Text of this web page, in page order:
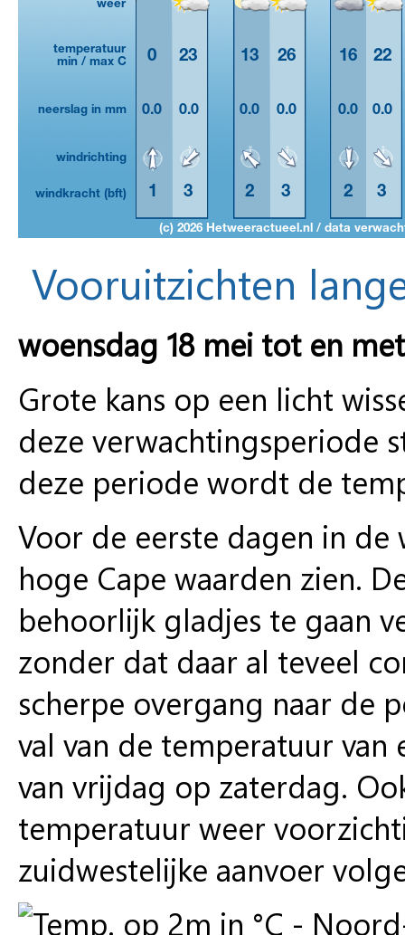
Vooruitzichten
woensdag 18 mei tot en
Grote kans op een licht
deze verwachtingsperiode
deze periode wordt de
Voor de eerste dagen in de
hoge Cape waarden zien.
behoorlijk gladjes te gaan
zonder dat daar al teveel
scherpe overgang naar de
val van de temperatuur van
van vrijdag op zaterdag.
temperatuur weer
zuidwestelijke aanvoer